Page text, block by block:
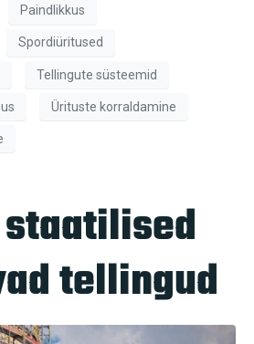
Paindlikkus
Spordiüritused
Tellingute süsteemid
Ürituste korraldamine
tellingud